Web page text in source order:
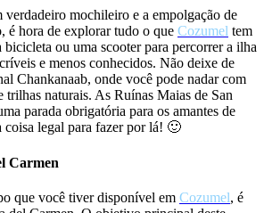
verdadeiro mochileiro e a empolgação de
é hora de explorar tudo o que Cozumel tem
ou uma scooter para percorrer a ilha
e menos conhecidos. Não deixe de
Chankanaab, onde você pode nadar com
trilhas naturais. As Ruínas Maias de San
parada obrigatória para os amantes de
coisa legal para fazer por lá! 🙂
Carmen
que você tiver disponível em Cozumel, é